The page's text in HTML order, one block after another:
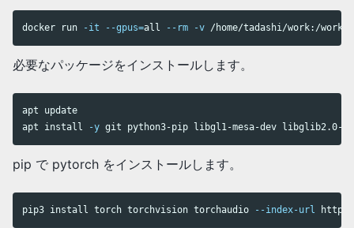
docker run -it --gpus=all --rm -v /home/tadashi/work:/work
必要なパッケージをインストールします。
apt update
apt install -y git python3-pip libgl1-mesa-dev libglib2.0-0
pip で pytorch をインストールします。
pip3 install torch torchvision torchaudio --index-url